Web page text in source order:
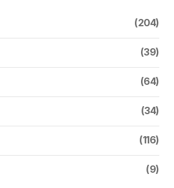
(204)
(39)
(64)
(34)
(116)
(9)